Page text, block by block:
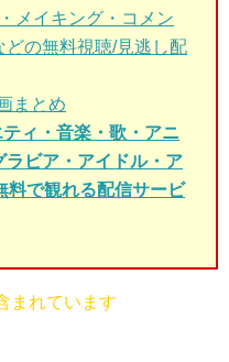
メイキング・コメン
どの無料視聴/見逃し配
まとめ
ィ・音楽・歌・アニ
ラビア・アイドル・ア
料で観れる配信サービ
まれています